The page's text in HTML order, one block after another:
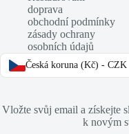
doprava
obchodní podmínky
zásady ochrany
osobních údajů
Česká koruna (Kč) - CZK
Vložte svůj email a získejte
k novým